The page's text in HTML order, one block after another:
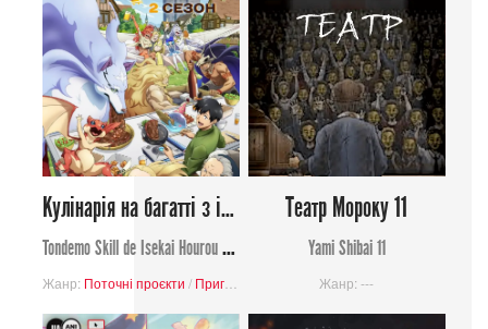
Кулінарія на багатті з іншого світу 2 сезон
Tondemo Skill de Isekai Hourou Meshi
Жанр: Поточні проєкти / Пригоди Сімейний
Театр Мороку 11
Yami Shibai 11
Жанр: ---